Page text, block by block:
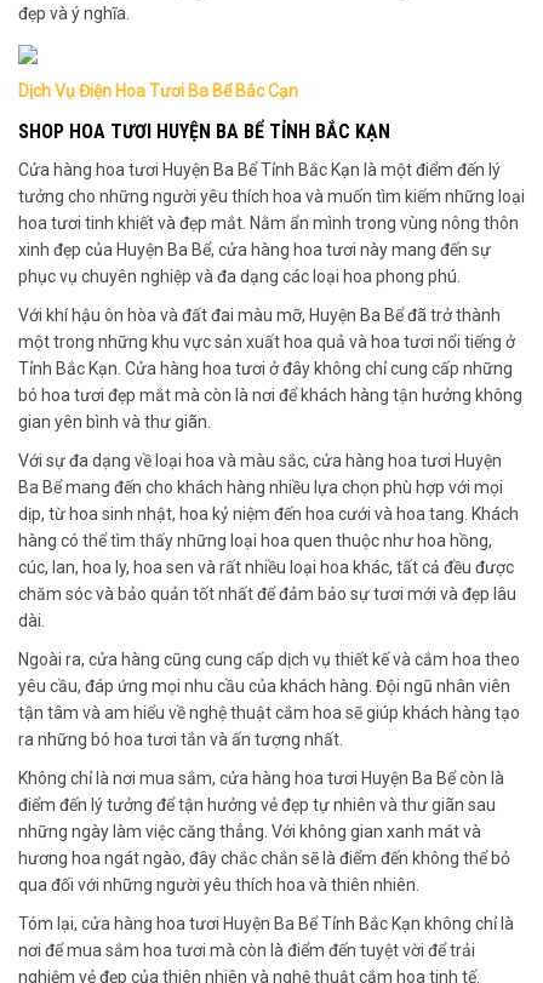
đẹp và ý nghĩa.
Dịch Vụ Điện Hoa Tươi Ba Bể Bắc Cạn
SHOP HOA TƯƠI HUYỆN BA BỂ TỈNH BẮC KẠN
Cửa hàng hoa tươi Huyện Ba Bể Tỉnh Bắc Kạn là một điểm đến lý
tưởng cho những người yêu thích hoa và muốn tìm kiếm những loại
hoa tươi tinh khiết và đẹp mắt. Nằm ẩn mình trong vùng nông thôn
xinh đẹp của Huyện Ba Bể, cửa hàng hoa tươi này mang đến sự
phục vụ chuyên nghiệp và đa dạng các loại hoa phong phú.
Với khí hậu ôn hòa và đất đai màu mỡ, Huyện Ba Bể đã trở thành
một trong những khu vực sản xuất hoa quả và hoa tươi nổi tiếng ở
Tỉnh Bắc Kạn. Cửa hàng hoa tươi ở đây không chỉ cung cấp những
bó hoa tươi đẹp mắt mà còn là nơi để khách hàng tận hưởng không
gian yên bình và thư giãn.
Với sự đa dạng về loại hoa và màu sắc, cửa hàng hoa tươi Huyện
Ba Bể mang đến cho khách hàng nhiều lựa chọn phù hợp với mọi
dịp, từ hoa sinh nhật, hoa kỷ niệm đến hoa cưới và hoa tang. Khách
hàng có thể tìm thấy những loại hoa quen thuộc như hoa hồng,
cúc, lan, hoa ly, hoa sen và rất nhiều loại hoa khác, tất cả đều được
chăm sóc và bảo quản tốt nhất để đảm bảo sự tươi mới và đẹp lâu
dài.
Ngoài ra, cửa hàng cũng cung cấp dịch vụ thiết kế và cắm hoa theo
yêu cầu, đáp ứng mọi nhu cầu của khách hàng. Đội ngũ nhân viên
tận tâm và am hiểu về nghệ thuật cắm hoa sẽ giúp khách hàng tạo
ra những bó hoa tươi tắn và ấn tượng nhất.
Không chỉ là nơi mua sắm, cửa hàng hoa tươi Huyện Ba Bể còn là
điểm đến lý tưởng để tận hưởng vẻ đẹp tự nhiên và thư giãn sau
những ngày làm việc căng thẳng. Với không gian xanh mát và
hương hoa ngát ngào, đây chắc chắn sẽ là điểm đến không thể bỏ
qua đối với những người yêu thích hoa và thiên nhiên.
Tóm lại, cửa hàng hoa tươi Huyện Ba Bể Tỉnh Bắc Kạn không chỉ là
nơi để mua sắm hoa tươi mà còn là điểm đến tuyệt vời để trải
nghiệm vẻ đẹp của thiên nhiên và nghệ thuật cắm hoa tinh tế.